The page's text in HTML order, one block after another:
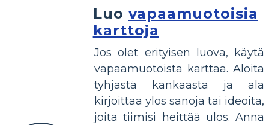
Luo vapaamuotoisia
karttoja
Jos olet erityisen luova, käytä
vapaamuotoista karttaa. Aloita
tyhjästä kankaasta ja ala
kirjoittaa ylös sanoja tai ideoita,
joita tiimisi heittää ulos. Anna